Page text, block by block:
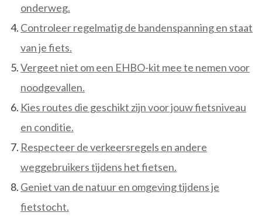
onderweg.
Controleer regelmatig de bandenspanning en staat
van je fiets.
Vergeet niet om een EHBO-kit mee te nemen voor
noodgevallen.
Kies routes die geschikt zijn voor jouw fietsniveau
en conditie.
Respecteer de verkeersregels en andere
weggebruikers tijdens het fietsen.
Geniet van de natuur en omgeving tijdens je
fietstocht.